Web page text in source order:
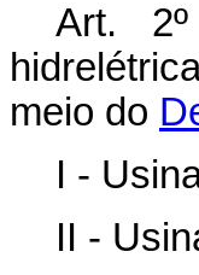
Art.
meio do
I -
II -